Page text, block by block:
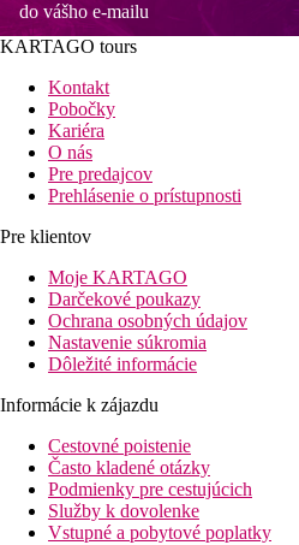
do vášho e-mailu
KARTAGO tours
Kontakt
Pobočky
Kariéra
O nás
Pre predajcov
Prehlásenie o prístupnosti
Pre klientov
Moje KARTAGO
Darčekové poukazy
Ochrana osobných údajov
Nastavenie súkromia
Dôležité informácie
Informácie k zájazdu
Cestovné poistenie
Často kladené otázky
Podmienky pre cestujúcich
Služby k dovolenke
Vstupné a pobytové poplatky